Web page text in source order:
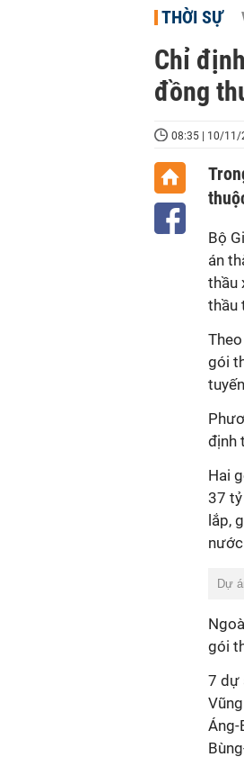
THỜI SỰ
Chỉ
đồng
08:35 | 10/11/
Bộ
án
thầu
thầu
gói
định
Hai
37
lắp,
Dự
gói
7 dự
Áng-